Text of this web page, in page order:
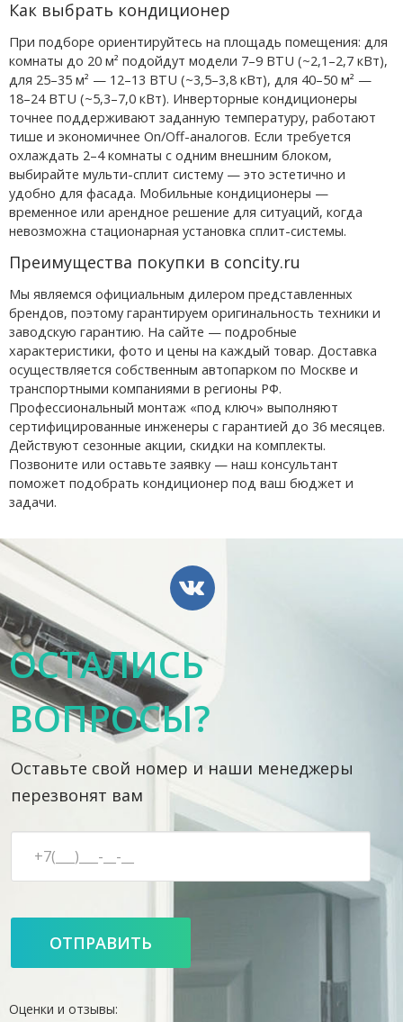
Как выбрать кондиционер
При подборе ориентируйтесь на площадь помещения: для
комнаты до 20 м² подойдут модели 7–9 BTU (~2,1–2,7 кВт),
для 25–35 м² — 12–13 BTU (~3,5–3,8 кВт), для 40–50 м² —
18–24 BTU (~5,3–7,0 кВт). Инверторные кондиционеры
точнее поддерживают заданную температуру, работают
тише и экономичнее On/Off-аналогов. Если требуется
охлаждать 2–4 комнаты с одним внешним блоком,
выбирайте мульти-сплит систему — это эстетично и
удобно для фасада. Мобильные кондиционеры —
временное или арендное решение для ситуаций, когда
невозможна стационарная установка сплит-системы.
Преимущества покупки в concity.ru
Мы являемся официальным дилером представленных
брендов, поэтому гарантируем оригинальность техники и
заводскую гарантию. На сайте — подробные
характеристики, фото и цены на каждый товар. Доставка
осуществляется собственным автопарком по Москве и
транспортными компаниями в регионы РФ.
Профессиональный монтаж «под ключ» выполняют
сертифицированные инженеры с гарантией до 36 месяцев.
Действуют сезонные акции, скидки на комплекты.
Позвоните или оставьте заявку — наш консультант
поможет подобрать кондиционер под ваш бюджет и
задачи.
ОСТАЛИСЬ
ВОПРОСЫ?
Оставьте свой номер и наши менеджеры
перезвонят вам
Оценки и отзывы: